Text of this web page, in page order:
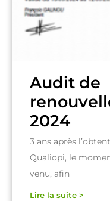
Audit de
2024
3 ans après
Qualiopi, le
venu, afin
Lire la suite >